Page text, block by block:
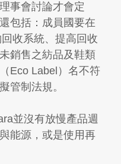
事會討論才會定
包括：成員國要在
收系統、提高回收
銷售之紡品及鞋類
Eco Label）名不符
管制法規。
並沒有放慢產品週
能源，或是使用再